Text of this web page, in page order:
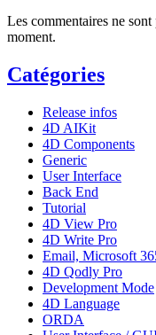
Les commentaires ne
moment.
Catégories
Release infos
4D AIKit
4D Components
Generic
User Interface
Back End
Tutorial
4D View Pro
4D Write Pro
Email, Microsoft
4D Qodly Pro
Development Mode
4D Language
ORDA